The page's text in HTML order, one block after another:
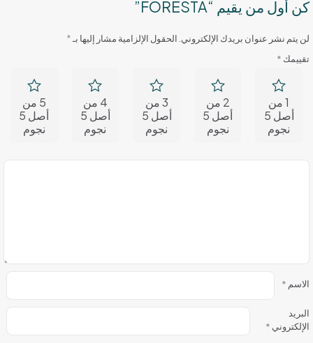
كن أول من يقيم “FORESTA”
لن يتم نشر عنوان بريدك الإلكتروني. الحقول الإلزامية مشار إليها بـ*
تقييمك *
1 من
أصل 5
نجوم
2 من
أصل 5
نجوم
3 من
أصل 5
نجوم
4 من
أصل 5
نجوم
5 من
أصل 5
نجوم
الاسم *
البريد
الإلكتروني *